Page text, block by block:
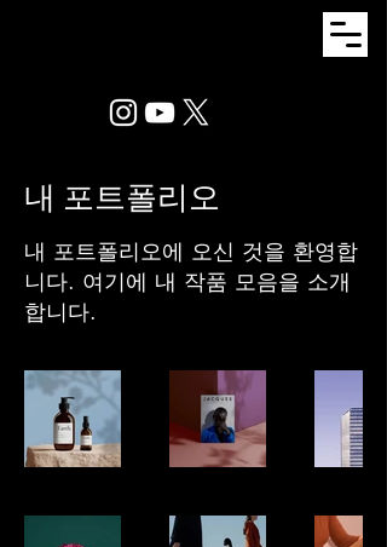
내 포트폴리오
내 포트폴리오에 오신 것을 환영합
니다. 여기에 내 작품 모음을 소개
합니다.